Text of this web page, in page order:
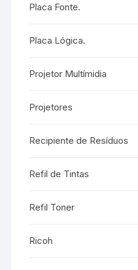
Placa Fonte.
Placa Lógica.
Projetor Multímidia
Projetores
Recipiente de Resíduos
Refil de Tintas
Refil Toner
Ricoh